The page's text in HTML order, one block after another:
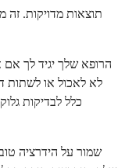
תוצאות מדויקות. זה
הרופא שלך יגיד לך
לא לאכול או לשתות
כלל לבדיקות
שמור על הידרציה